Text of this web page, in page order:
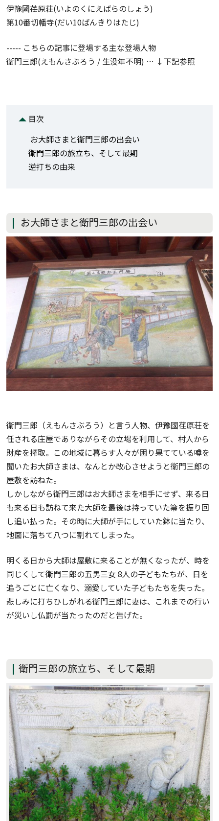
伊豫國荏原荘(いよのくにえばらのしょう)
第10番切幡寺(だい10ばんきりはたじ)
----- こちらの記事に登場する主な登場人物
衛門三郎(えもんさぶろう / 生没年不明) … ↓下記参照
目次
お大師さまと衛門三郎の出会い
衛門三郎の旅立ち、そして最期
逆打ちの由来
お大師さまと衛門三郎の出会い
衛門三郎（えもんさぶろう）と言う人物、伊豫國荏原荘を
任される庄屋でありながらその立場を利用して、村人から
財産を搾取。この地域に暮らす人々が困り果てている噂を
聞いたお大師さまは、なんとか改心させようと衛門三郎の
屋敷を訪ねた。
しかしながら衛門三郎はお大師さまを相手にせず、来る日
も来る日も訪ねて来た大師を最後は持っていた箒を振り回
し追い払った。その時に大師が手にしていた鉢に当たり、
地面に落ちて八つに割れてしまった。
明くる日から大師は屋敷に来ることが無くなったが、時を
同じくして衛門三郎の五男三女 8人の子どもたちが、日を
追うごとに亡くなり、溺愛していた子どもたちを失った。
悲しみに打ちひしがれる衛門三郎に妻は、これまでの行い
が災いし仏罰が当たったのだと告げた。
衛門三郎の旅立ち、そして最期